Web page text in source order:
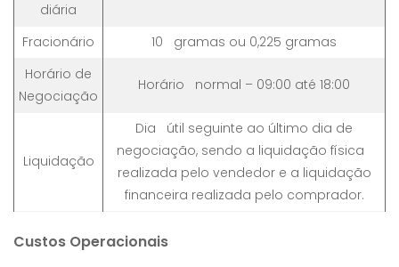
diária
Fracionário
10 gramas ou 0,225 gramas
Horário de
Negociação
Horário normal – 09:00 até 18:00
Liquidação
Dia útil seguinte ao último dia de
negociação, sendo a liquidação física
realizada pelo vendedor e a liquidação
financeira realizada pelo comprador.
Custos Operacionais